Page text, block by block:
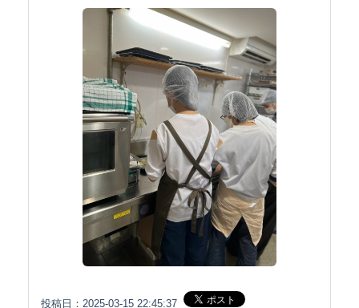
投稿日：2025-03-15 22:45:37